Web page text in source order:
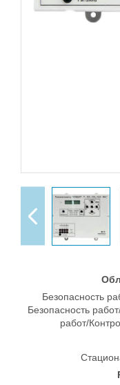
Безопасность
Безопасность
работ/